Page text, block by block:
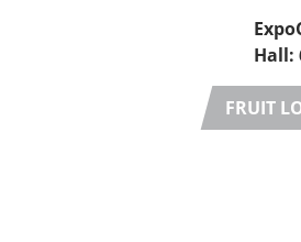
Hall:
FRUIT